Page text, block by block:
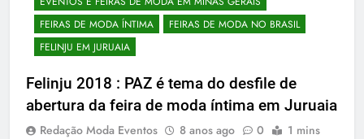
FEIRAS DE MODA ÍNTIMA
FEIRAS DE MODA NO BRASIL
FELINJU EM JURUAIA
Felinju 2018 : PAZ é tema do desfile de
abertura da feira de moda íntima em Juruaia
Redação Moda Eventos 8 anos ago 0 1 mins